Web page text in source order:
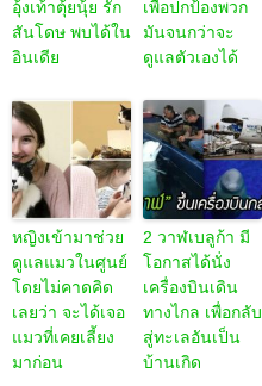
อุ้งเท้าตุ้ยนุ้ย รัก
สันโดษ พบได้ใน
อินเดีย
เพื่อปกป้องพวก
มันจนกว่าจะ
ดูแลตัวเองได้
หญิงเข้ามาช่วย
ดูแลแมวในศูนย์
โดยไม่คาดคิด
เลยว่า จะได้เจอ
แมวที่เคยเลี้ยง
มาก่อน
2 วาฬเบลูก้า มี
โอกาสได้นั่ง
เครื่องบินเดิน
ทางไกล เพื่อกลับ
สู่ทะเลอันเป็น
บ้านเกิด